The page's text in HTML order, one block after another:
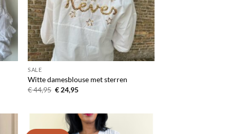
SALE
Witte damesblouse met sterren
€44,95 Oorspronkelijke
prijs
€ 24,95Huidige